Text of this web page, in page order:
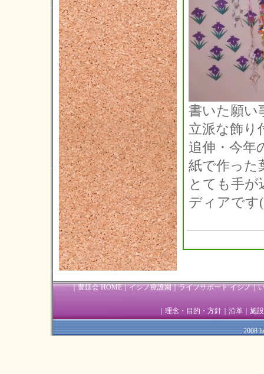
書いた願い
立派な飾
追伸・今年
紙で作った
とても手
ディアです
｜豊延会 HOME｜イシノ療護園｜ライフサポート イシノ｜
理念・目的・方針 沿革 施
2008